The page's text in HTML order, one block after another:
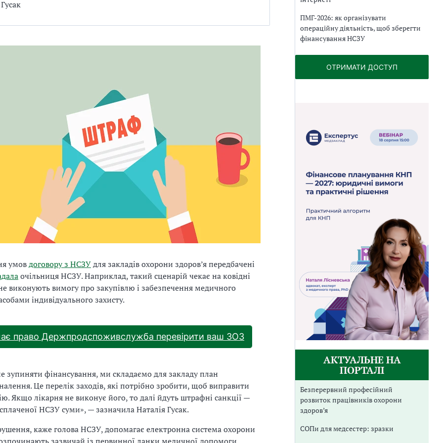
умовдоговору з НСЗУдля закладів охорони здоров’я передбачені
очільниця НСЗУ. Наприклад, такий сценарій чекає на ковідні
не виконують вимогу про закупівлю і забезпечення медичного
індивідуального захисту.
право Держпродспоживслужба перевірити ваш ЗОЗ
зупиняти фінансування, ми складаємо для закладу план
Це перелік заходів, які потрібно зробити, щоб виправити
Якщо лікарня не виконує його, то далі йдуть штрафні санкції —
НСЗУ суми», — зазначила Наталія Гусак.
каже голова НСЗУ, допомагає електронна система охорони
ПМГ-2026: як організувати
операційну діяльність, щоб зберегти
фінансування НСЗУ
ОТРИМАТИ ДОСТУП
АКТУАЛЬНЕ НА
ПОРТАЛІ
Безперервний професійний
розвиток працівників охорони
здоров’я
СОПи для медсестер: зразки